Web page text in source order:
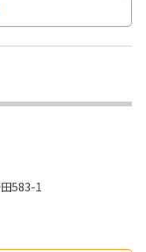
583-1